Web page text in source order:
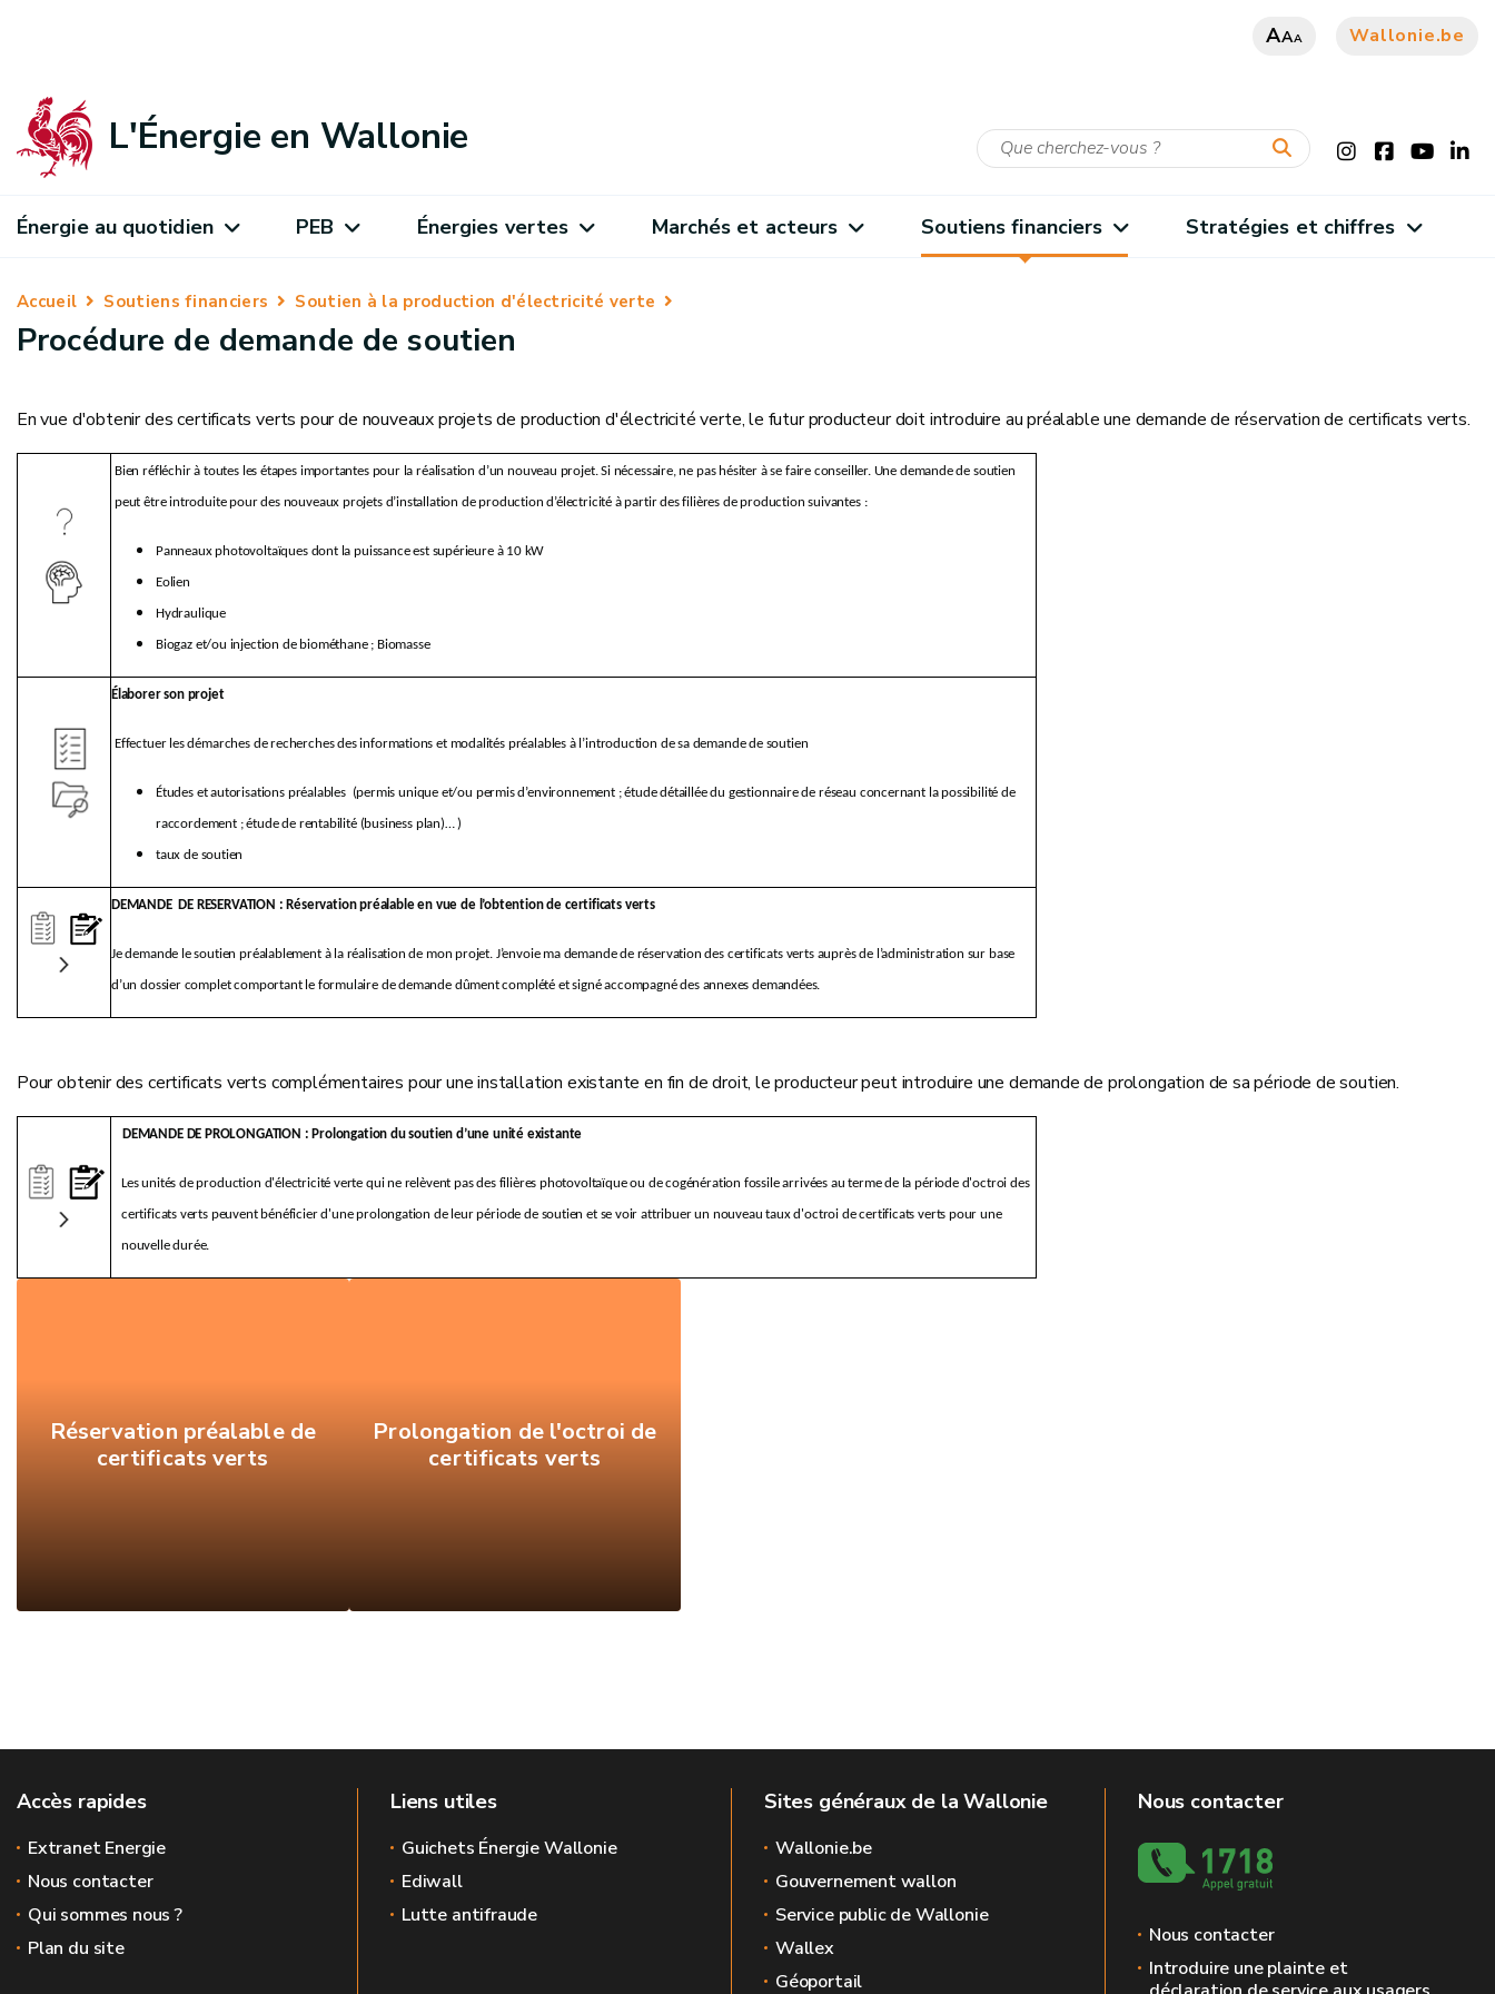
AAA Wallonie.be
L'Énergie en Wallonie
Énergie au quotidien PEB Énergies vertes Marchés et acteurs Soutiens financiers Stratégies et chiffres
Accueil Soutiens financiers Soutien à la production d'électricité verte
Procédure de demande de soutien
En vue d'obtenir des certificats verts pour de nouveaux projets de production d'électricité verte, le futur producteur doit introduire au préalable une demande de réservation de certificats verts.
Bien réfléchir à toutes les étapes importantes pour la réalisation d’un nouveau projet. Si nécessaire, ne pas hésiter à se faire conseiller. Une demande de soutien
peut être introduite pour des nouveaux projets d’installation de production d’électricité à partir des filières de production suivantes :
Panneaux photovoltaïques dont la puissance est supérieure à 10 kW
Eolien
Hydraulique
Biogaz et/ou injection de biométhane ; Biomasse
Élaborer son projet
Effectuer les démarches de recherches des informations et modalités préalables à l’introduction de sa demande de soutien
Études et autorisations préalables (permis unique et/ou permis d’environnement ; étude détaillée du gestionnaire de réseau concernant la possibilité de
raccordement ; étude de rentabilité (business plan)… )
taux de soutien
DEMANDE DE RESERVATION : Réservation préalable en vue de l’obtention de certificats verts
Je demande le soutien préalablement à la réalisation de mon projet. J’envoie ma demande de réservation des certificats verts auprès de l’administration sur base
d’un dossier complet comportant le formulaire de demande dûment complété et signé accompagné des annexes demandées.
Pour obtenir des certificats verts complémentaires pour une installation existante en fin de droit, le producteur peut introduire une demande de prolongation de sa période de soutien.
DEMANDE DE PROLONGATION : Prolongation du soutien d’une unité existante
Les unités de production d'électricité verte qui ne relèvent pas des filières photovoltaïque ou de cogénération fossile arrivées au terme de la période d'octroi des
certificats verts peuvent bénéficier d'une prolongation de leur période de soutien et se voir attribuer un nouveau taux d'octroi de certificats verts pour une
nouvelle durée.
Réservation préalable de
certificats verts
Prolongation de l'octroi de
certificats verts
Accès rapides
Extranet Energie
Nous contacter
Qui sommes nous ?
Plan du site
Liens utiles
Guichets Énergie Wallonie
Ediwall
Lutte antifraude
Sites généraux de la Wallonie
Wallonie.be
Gouvernement wallon
Service public de Wallonie
Wallex
Géoportail
Nous contacter
Nous contacter
Introduire une plainte et